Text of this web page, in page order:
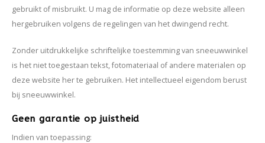
Après-ski
gebruikt of misbruikt. U mag de informatie op deze website alleen
hergebruiken volgens de regelingen van het dwingend recht.
Zonder uitdrukkelijke schriftelijke toestemming van sneeuwwinkel
is het niet toegestaan tekst, fotomateriaal of andere materialen op
deze website her te gebruiken. Het intellectueel eigendom berust
bij sneeuwwinkel.
Geen garantie op juistheid
Indien van toepassing: